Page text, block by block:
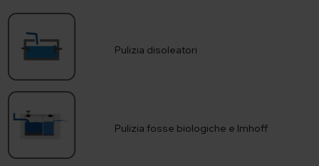
Pulizia disoleatori
Pulizia fosse biologiche e Imhoff